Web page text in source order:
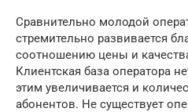
Сравнительно молодой
стремительно развивается
соотношению цены и
Клиентская база оператора
этим увеличивается и
абонентов. Не существует